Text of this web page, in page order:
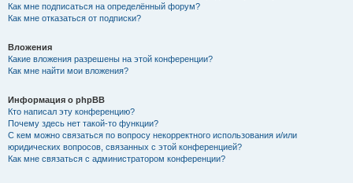
Как мне подписаться на определённый форум?
Как мне отказаться от подписки?
Вложения
Какие вложения разрешены на этой конференции?
Как мне найти мои вложения?
Информация о phpBB
Кто написал эту конференцию?
Почему здесь нет такой-то функции?
С кем можно связаться по вопросу некорректного использования и/или
юридических вопросов, связанных с этой конференцией?
Как мне связаться с администратором конференции?